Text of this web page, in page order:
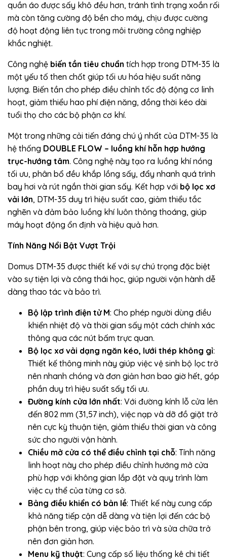
quần áo được sấy khô đều hơn, tránh tình trạng xoắn rối
mà còn tăng cường độ bền cho máy, chịu được cường
độ hoạt động liên tục trong môi trường công nghiệp
khắc nghiệt.
Công nghệ biến tần tiêu chuẩn tích hợp trong DTM-35 là
một yếu tố then chốt giúp tối ưu hóa hiệu suất năng
lượng. Biến tần cho phép điều chỉnh tốc độ động cơ linh
hoạt, giảm thiểu hao phí điện năng, đồng thời kéo dài
tuổi thọ cho các bộ phận cơ khí.
Một trong những cải tiến đáng chú ý nhất của DTM-35 là
hệ thống DOUBLE FLOW – luồng khí hỗn hợp hướng
trục-hướng tâm. Công nghệ này tạo ra luồng khí nóng
tối ưu, phân bổ đều khắp lồng sấy, đẩy nhanh quá trình
bay hơi và rút ngắn thời gian sấy. Kết hợp với bộ lọc xơ
vải lớn, DTM-35 duy trì hiệu suất cao, giảm thiểu tắc
nghẽn và đảm bảo luồng khí luôn thông thoáng, giúp
máy hoạt động ổn định và hiệu quả hơn.
Tính Năng Nổi Bật Vượt Trội
Domus DTM-35 được thiết kế với sự chú trọng đặc biệt
vào sự tiện lợi và công thái học, giúp người vận hành dễ
dàng thao tác và bảo trì.
Bộ lập trình điện tử M: Cho phép người dùng điều
khiển nhiệt độ và thời gian sấy một cách chính xác
thông qua các nút bấm trực quan.
Bộ lọc xơ vải dạng ngăn kéo, lưới thép không gỉ:
Thiết kế thông minh này giúp việc vệ sinh bộ lọc trở
nên nhanh chóng và đơn giản hơn bao giờ hết, góp
phần duy trì hiệu suất sấy tối ưu.
Đường kính cửa lớn nhất: Với đường kính lỗ cửa lên
đến 802 mm (31,57 inch), việc nạp và dỡ đồ giặt trở
nên cực kỳ thuận tiện, giảm thiểu thời gian và công
sức cho người vận hành.
Chiều mở cửa có thể điều chỉnh tại chỗ: Tính năng
linh hoạt này cho phép điều chỉnh hướng mở cửa
phù hợp với không gian lắp đặt và quy trình làm
việc cụ thể của từng cơ sở.
Bảng điều khiển có bản lề: Thiết kế này cung cấp
khả năng tiếp cận dễ dàng và tiện lợi đến các bộ
phận bên trong, giúp việc bảo trì và sửa chữa trở
nên đơn giản hơn.
Menu kỹ thuật: Cung cấp số liệu thống kê chi tiết